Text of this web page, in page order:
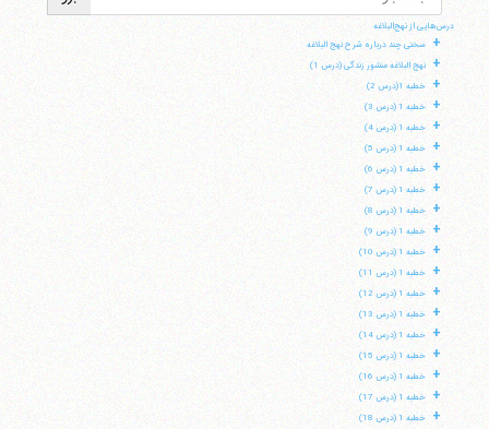
درس‌هایی از نهج‌البلاغه
+ سخنی چند درباره شرح نهج البلاغه
+ نهج البلاغه منشور زندگی (درس 1)
+ خطبه 1(درس 2)
+ خطبه 1 (درس 3)
+ خطبه 1 (درس 4)
+ خطبه 1 (درس 5)
+ خطبه 1 (درس 6)
+ خطبه 1 (درس 7)
+ خطبه 1 (درس 8)
+ خطبه 1 (درس 9)
+ خطبه 1 (درس 10)
+ خطبه 1 (درس 11)
+ خطبه 1 (درس 12)
+ خطبه 1 (درس 13)
+ خطبه 1 (درس 14)
+ خطبه 1 (درس 15)
+ خطبه 1 (درس 16)
+ خطبه 1 (درس 17)
+ خطبه 1 (درس 18)